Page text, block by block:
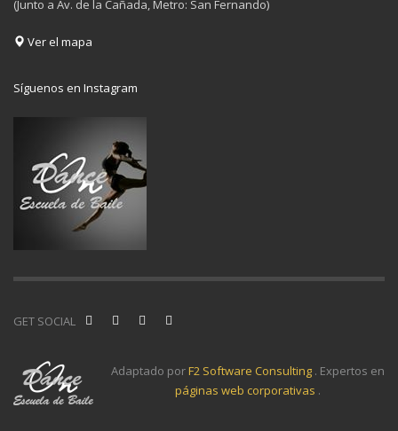
(Junto a Av. de la Cañada, Metro: San Fernando)
Ver el mapa
Síguenos en Instagram
GET SOCIAL
Adaptado porF2 Software Consulting . Expertos en
páginas web corporativas .